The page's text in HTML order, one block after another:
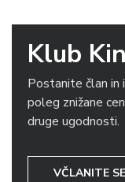
Klub
Postanite član
poleg znižane
druge ugodnosti.
VČLANITE SE